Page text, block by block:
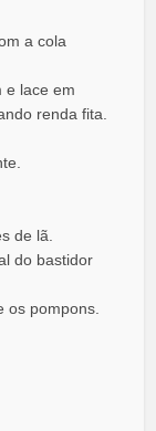
a cola
e lace em
renda fita.
de lã.
do bastidor
os pompons.